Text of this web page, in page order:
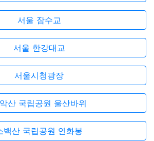
서울 잠수교
서울 한강대교
서울시청광장
산 국립공원 울산바위
백산 국립공원 연화봉